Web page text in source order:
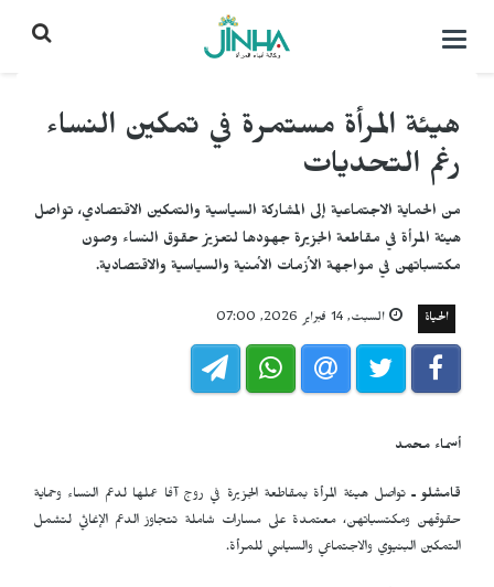
التحكم
هيئة المرأة مستمرة في تمكين النساء
رغم التحديات
من الحماية الاجتماعية إلى المشاركة السياسية والتمكين الاقتصادي، تواصل
هيئة المرأة في مقاطعة الجزيرة جهودها لتعزيز حقوق النساء وصون
مكتسباتهن في مواجهة الأزمات الأمنية والسياسية والاقتصادية.
الحياة السبت, 14 فبراير 2026, 07:00
أسماء محمد
قامشلو ـ تواصل هيئة المرأة بمقاطعة الجزيرة في روج آفا عملها لدعم النساء وحماية
حقوقهن ومكتسباتهن، معتمدة على مسارات شاملة تتجاوز الدعم الإغاثي لتشمل
التمكين البنيوي والاجتماعي والسياسي للمرأة.